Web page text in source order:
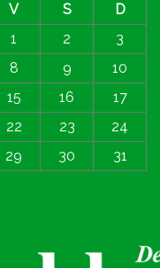
V S
D
1
2
3
8 9
10
15 16
17
22 23
24
29 30 31